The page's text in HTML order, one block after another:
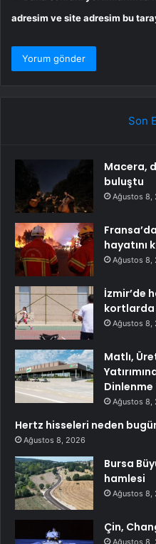
adresim ve site adresim bu
Son
Macera,
buluştu
Ağustos 8,
hayatını
Ağustos 8,
İzmir’de
kortlarda
Ağustos 8,
Matlı,
Dinlenme
Ağustos 8,
Hertz hisseleri neden
Ağustos 8, 2026
Bursa
hamlesi
Ağustos 8,
Çin,